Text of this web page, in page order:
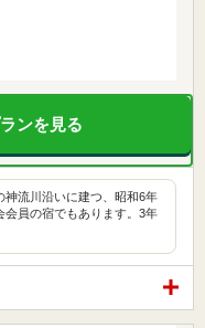
ンを見る
神流川沿いに建つ、昭和6年
会員の宿でもあります。3年